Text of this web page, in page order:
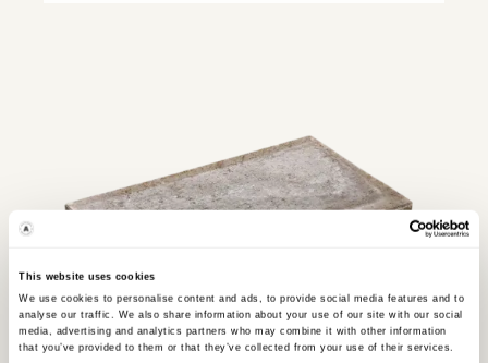
This website uses cookies
We use cookies to personalise content and ads, to provide social media features and to
analyse our traffic. We also share information about your use of our site with our social
media, advertising and analytics partners who may combine it with other information
that you’ve provided to them or that they’ve collected from your use of their services.